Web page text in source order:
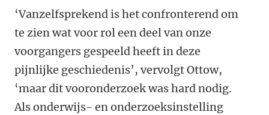
‘Vanzelfsprekend is het confronterend om
te zien wat voor rol een deel van onze
voorgangers gespeeld heeft in deze
pijnlijke geschiedenis’, vervolgt Ottow,
‘maar dit vooronderzoek was hard nodig.
Als onderwijs- en onderzoeksinstelling